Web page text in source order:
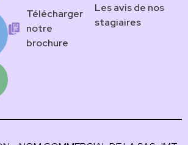
Télécharger
notre
brochure
Les avis de nos
stagiaires